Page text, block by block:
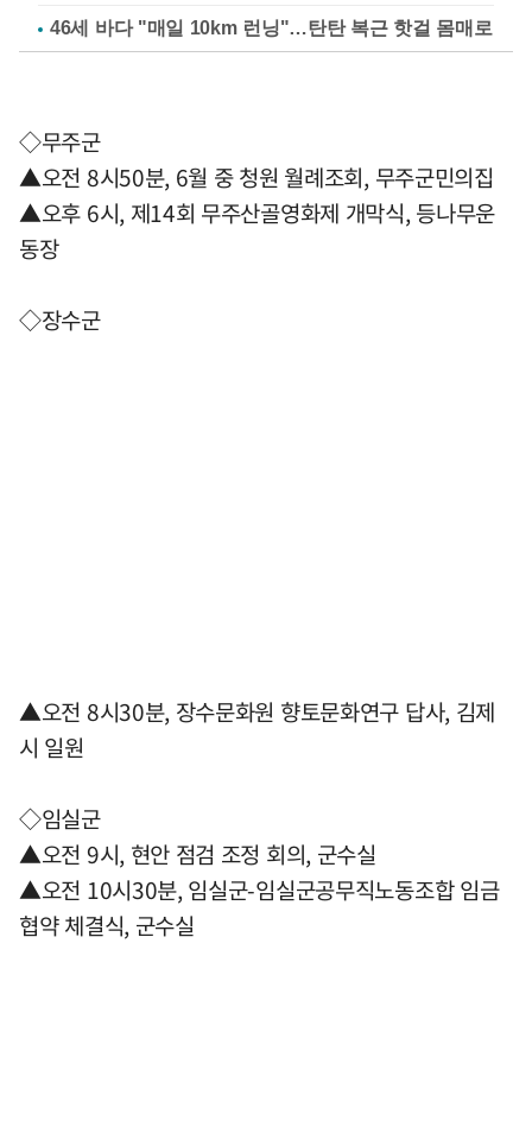
46세 바다 "매일 10km 런닝"…탄탄 복근 핫걸 몸매로
◇무주군
▲오전 8시50분, 6월 중 청원 월례조회, 무주군민의집
▲오후 6시, 제14회 무주산골영화제 개막식, 등나무운
동장
◇장수군
▲오전 8시30분, 장수문화원 향토문화연구 답사, 김제
시 일원
◇임실군
▲오전 9시, 현안 점검 조정 회의, 군수실
▲오전 10시30분, 임실군-임실군공무직노동조합 임금
협약 체결식, 군수실